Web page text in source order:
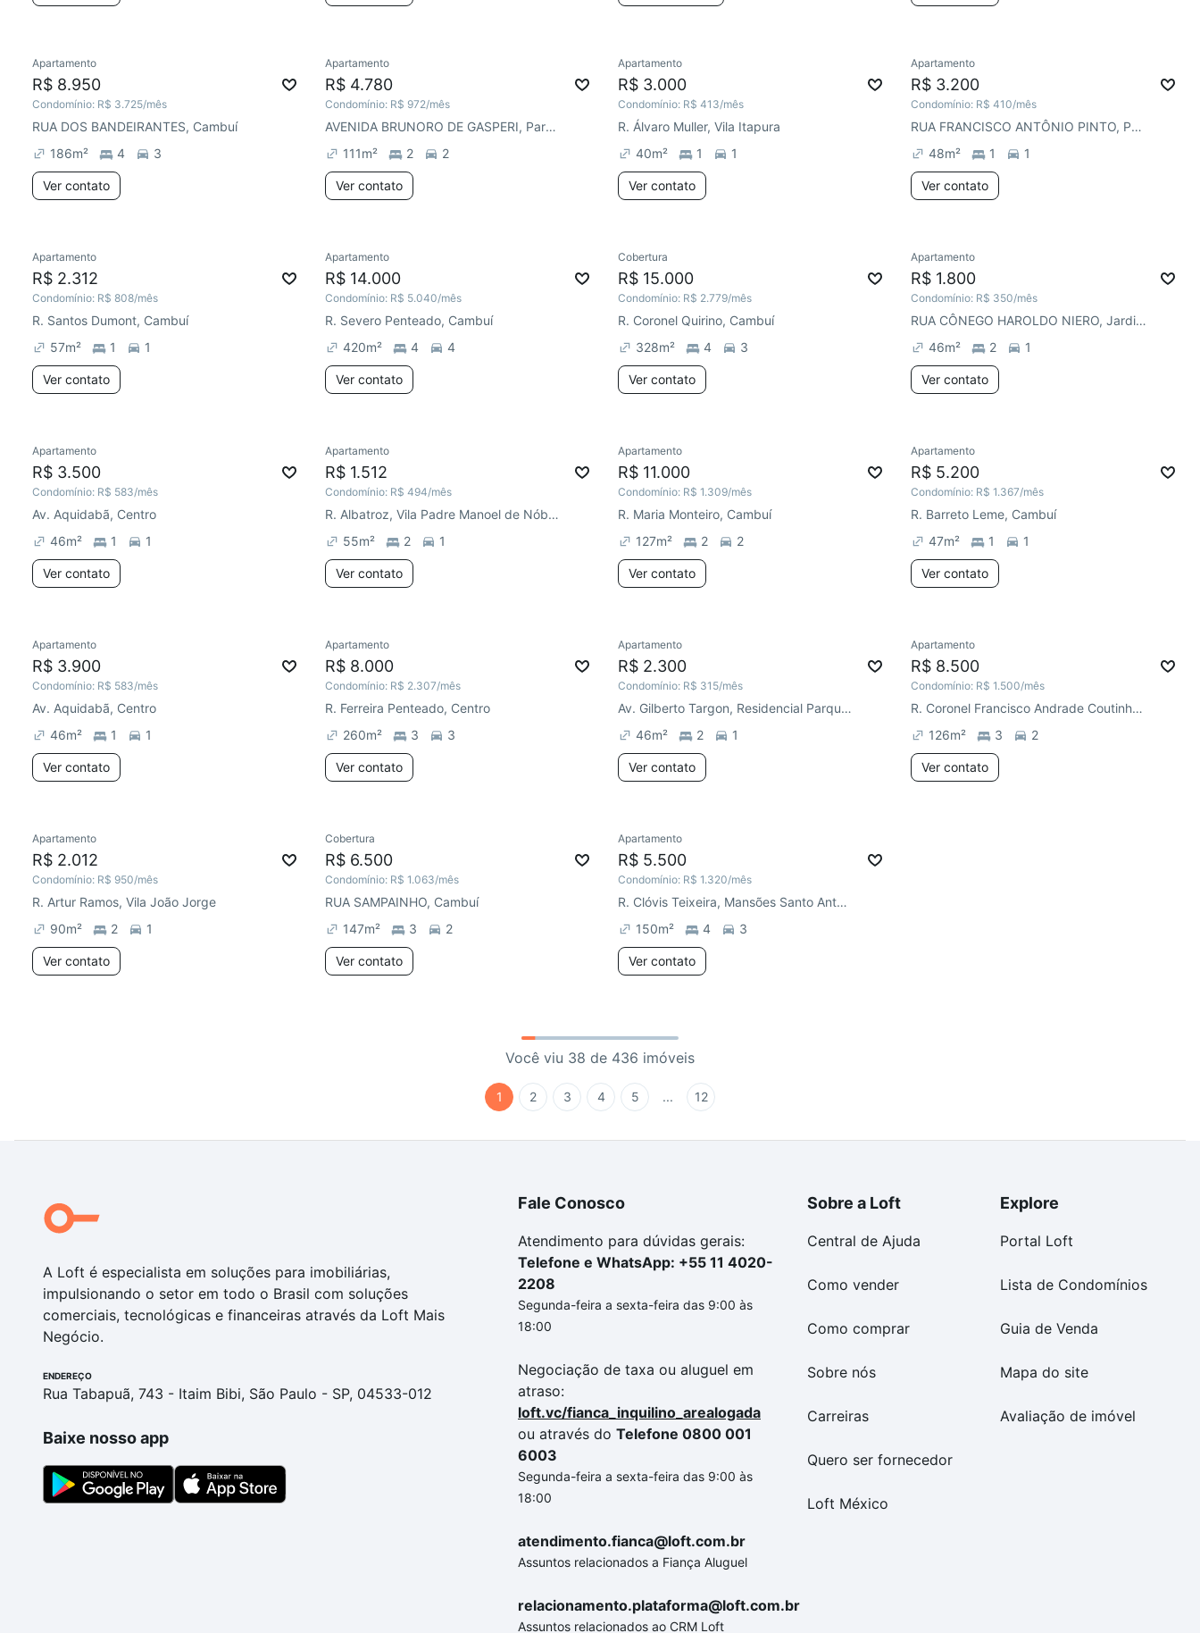
Apartamento
R$ 8.950
Condomínio: R$ 3.725/mês
RUA DOS BANDEIRANTES, Cambuí
186m² 4 3
Ver contato
Apartamento
R$ 4.780
Condomínio: R$ 972/mês
AVENIDA BRUNORO DE GASPERI, Parque Prado
111m² 2 2
Ver contato
Apartamento
R$ 3.000
Condomínio: R$ 413/mês
R. Álvaro Muller, Vila Itapura
40m² 1 1
Ver contato
Apartamento
R$ 3.200
Condomínio: R$ 410/mês
RUA FRANCISCO ANTÔNIO PINTO, Parque Industrial
48m² 1 1
Ver contato
Apartamento
R$ 2.312
Condomínio: R$ 808/mês
R. Santos Dumont, Cambuí
57m² 1 1
Ver contato
Apartamento
R$ 14.000
Condomínio: R$ 5.040/mês
R. Severo Penteado, Cambuí
420m² 4 4
Ver contato
Cobertura
R$ 15.000
Condomínio: R$ 2.779/mês
R. Coronel Quirino, Cambuí
328m² 4 3
Ver contato
Apartamento
R$ 1.800
Condomínio: R$ 350/mês
RUA CÔNEGO HAROLDO NIERO, Jardim das Cerejeiras
46m² 2 1
Ver contato
Apartamento
R$ 3.500
Condomínio: R$ 583/mês
Av. Aquidabã, Centro
46m² 1 1
Ver contato
Apartamento
R$ 1.512
Condomínio: R$ 494/mês
R. Albatroz, Vila Padre Manoel de Nóbrega
55m² 2 1
Ver contato
Apartamento
R$ 11.000
Condomínio: R$ 1.309/mês
R. Maria Monteiro, Cambuí
127m² 2 2
Ver contato
Apartamento
R$ 5.200
Condomínio: R$ 1.367/mês
R. Barreto Leme, Cambuí
47m² 1 1
Ver contato
Apartamento
R$ 3.900
Condomínio: R$ 583/mês
Av. Aquidabã, Centro
46m² 1 1
Ver contato
Apartamento
R$ 8.000
Condomínio: R$ 2.307/mês
R. Ferreira Penteado, Centro
260m² 3 3
Ver contato
Apartamento
R$ 2.300
Condomínio: R$ 315/mês
Av. Gilberto Targon, Residencial Parque da Fazenda
46m² 2 1
Ver contato
Apartamento
R$ 8.500
Condomínio: R$ 1.500/mês
R. Coronel Francisco Andrade Coutinho, Cambuí
126m² 3 2
Ver contato
Apartamento
R$ 2.012
Condomínio: R$ 950/mês
R. Artur Ramos, Vila João Jorge
90m² 2 1
Ver contato
Cobertura
R$ 6.500
Condomínio: R$ 1.063/mês
RUA SAMPAINHO, Cambuí
147m² 3 2
Ver contato
Apartamento
R$ 5.500
Condomínio: R$ 1.320/mês
R. Clóvis Teixeira, Mansões Santo Antônio
150m² 4 3
Ver contato
Você viu 38 de 436 imóveis
1 2 3 4 5 ... 12
A Loft é especialista em soluções para imobiliárias,
impulsionando o setor em todo o Brasil com soluções
comerciais, tecnológicas e financeiras através da Loft Mais
Negócio.
ENDEREÇO
Rua Tabapuã, 743 - Itaim Bibi, São Paulo - SP, 04533-012
Baixe nosso app
Fale Conosco
Atendimento para dúvidas gerais:
Telefone e WhatsApp: +55 11 4020-
2208
Segunda-feira a sexta-feira das 9:00 às
18:00
Negociação de taxa ou aluguel em
atraso:
loft.vc/fianca_inquilino_arealogada
ou através do Telefone 0800 001
6003
Segunda-feira a sexta-feira das 9:00 às
18:00
atendimento.fianca@loft.com.br
Assuntos relacionados a Fiança Aluguel
relacionamento.plataforma@loft.com.br
Assuntos relacionados ao CRM Loft
Sobre a Loft
Central de Ajuda
Como vender
Como comprar
Sobre nós
Carreiras
Quero ser fornecedor
Loft México
Explore
Portal Loft
Lista de Condomínios
Guia de Venda
Mapa do site
Avaliação de imóvel